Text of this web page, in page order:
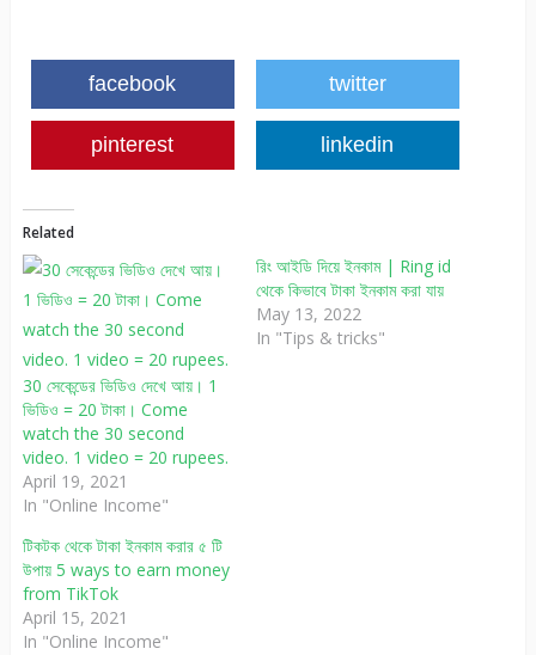
facebook twitter
pinterest linkedin
Related
30 সেকেন্ডের ভিডিও দেখে আয়। 1
ভিডিও = 20 টাকা। Come
watch the 30 second
video. 1 video = 20 rupees.
April 19, 2021
In "Online Income"
রিং আইডি দিয়ে ইনকাম | Ring id
থেকে কিভাবে টাকা ইনকাম করা যায়
May 13, 2022
In "Tips & tricks"
টিকটক থেকে টাকা ইনকাম করার ৫ টি
উপায় 5 ways to earn money
from TikTok
April 15, 2021
In "Online Income"